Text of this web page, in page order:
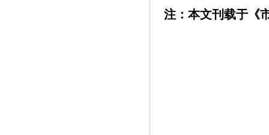
注：本文刊载于《